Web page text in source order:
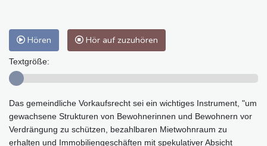
Hören Hör auf zuzuhören
Textgröße:
Das gemeindliche Vorkaufsrecht sei ein wichtiges Instrument, "um
gewachsene Strukturen von Bewohnerinnen und Bewohnern vor
Verdrängung zu schützen, bezahlbaren Mietwohnraum zu
erhalten und Immobiliengeschäften mit spekulativer Absicht